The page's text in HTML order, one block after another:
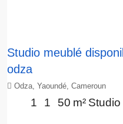
Studio meublé
odza
Odza, Yaoundé, Cameroun
1 1 50 m² Studio